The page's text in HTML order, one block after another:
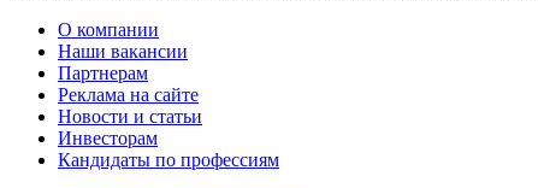
О компании
Наши вакансии
Партнерам
Реклама на сайте
Новости и статьи
Инвесторам
Кандидаты по профессиям